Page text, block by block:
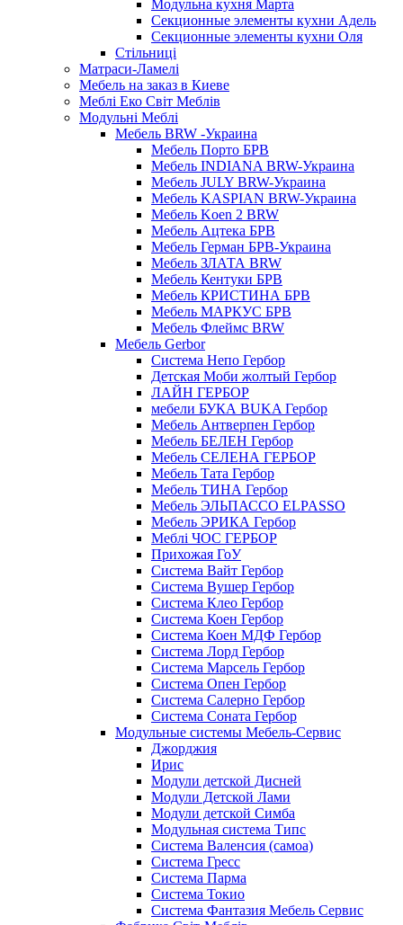
Модульна кухня Марта
Секционные элементы кухни Адель
Секционные элементы кухни Оля
Стільниці
Матраси-Ламелі
Мебель на заказ в Киеве
Меблі Еко Світ Меблів
Модульні Меблі
Мебель BRW -Украина
Мебель Порто БРВ
Мебель INDIANA BRW-Украина
Мебель JULY BRW-Украина
Мебель KASPIAN BRW-Украина
Мебель Koen 2 BRW
Мебель Ацтека БРВ
Мебель Герман БРВ-Украина
Мебель ЗЛАТА BRW
Мебель Кентуки БРВ
Мебель КРИСТИНА БРВ
Мебель МАРКУС БРВ
Мебель Флеймс BRW
Мебель Gerbor
Cистема Непо Гербор
Детская Моби жолтый Гербор
ЛАЙН ГЕРБОР
мебели БУКА BUKA Гербор
Мебель Антверпен Гербор
Мебель БЕЛЕН Гербор
Мебель СЕЛЕНА ГЕРБОР
Мебель Тата Гербор
Мебель ТИНА Гербор
Мебель ЭЛЬПАССО ELPASSO
Мебель ЭРИКА Гербор
Меблі ЧОС ГЕРБОР
Прихожая ГоУ
Система Вайт Гербор
Система Вушер Гербор
Система Клео Гербор
Система Коен Гербор
Система Коен МДФ Гербор
Система Лорд Гербор
Система Марсель Гербор
Система Опен Гербор
Система Салерно Гербор
Система Соната Гербор
Модульные системы Мебель-Сервис
Джорджия
Ирис
Модули детской Дисней
Модули Детской Лами
Модули детской Симба
Модульная система Типс
Система Валенсия (самоа)
Система Гресс
Система Парма
Система Токио
Система Фантазия Мебель Сервис